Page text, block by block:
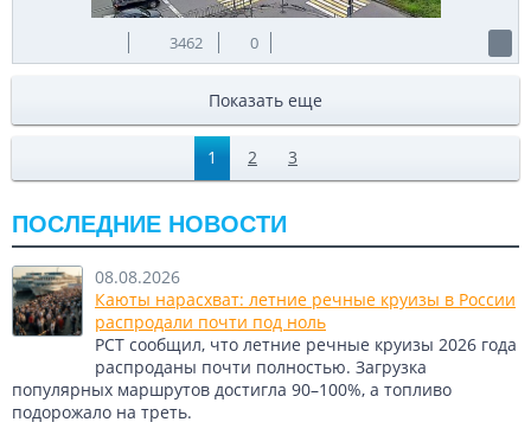
3462 0
Показать еще
1 2 3
ПОСЛЕДНИЕ НОВОСТИ
08.08.2026
Каюты нарасхват: летние речные круизы в России
распродали почти под ноль
РСТ сообщил, что летние речные круизы 2026 года
распроданы почти полностью. Загрузка
популярных маршрутов достигла 90–100%, а топливо
подорожало на треть.